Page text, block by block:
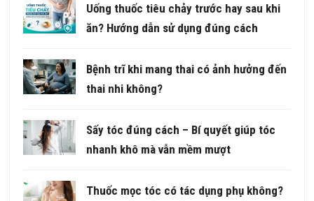
Uống thuốc tiêu chảy trước hay sau khi
ăn? Hướng dẫn sử dụng đúng cách
Bệnh trĩ khi mang thai có ảnh hưởng đến
thai nhi không?
Sấy tóc đúng cách – Bí quyết giúp tóc
nhanh khô mà vẫn mềm mượt
Thuốc mọc tóc có tác dụng phụ không?